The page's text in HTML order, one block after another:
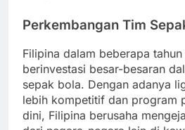
Perkembangan Tim
Filipina dalam beberapa
berinvestasi besar-besaran
sepak bola. Dengan adanya
lebih kompetitif dan program
dini, Filipina berusaha